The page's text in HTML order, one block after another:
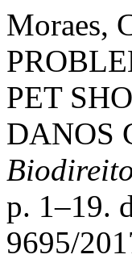
Moraes,
PET
DANOS
p. 1–19.
9695/